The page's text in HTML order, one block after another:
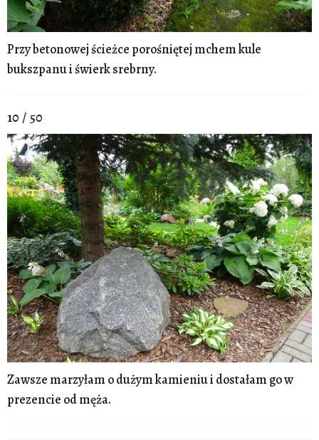
Przy betonowej ścieżce porośniętej mchem kule
bukszpanu i świerk srebrny.
10 / 50
Zawsze marzyłam o dużym kamieniu i dostałam go w
prezencie od męża.